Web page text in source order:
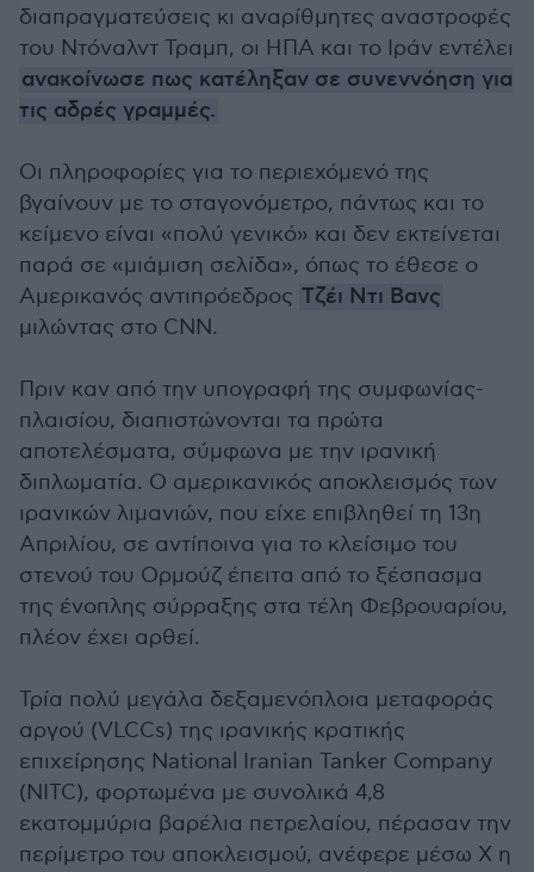
διαπραγματεύσεις κι αναρίθμητες αναστροφές
του Ντόναλντ Τραμπ, οι ΗΠΑ και το Ιράν εντέλει
ανακοίνωσε πως κατέληξαν σε συνεννόηση για
τις αδρές γραμμές.
Οι πληροφορίες για το περιεχόμενό της
βγαίνουν με το σταγονόμετρο, πάντως και το
κείμενο είναι «πολύ γενικό» και δεν εκτείνεται
παρά σε «μιάμιση σελίδα», όπως το έθεσε ο
Αμερικανός αντιπρόεδρος Τζέι Ντι Βανς
μιλώντας στο CNN.
Πριν καν από την υπογραφή της συμφωνίας-
πλαισίου, διαπιστώνονται τα πρώτα
αποτελέσματα, σύμφωνα με την ιρανική
διπλωματία. Ο αμερικανικός αποκλεισμός των
ιρανικών λιμανιών, που είχε επιβληθεί τη 13η
Απριλίου, σε αντίποινα για το κλείσιμο του
στενού του Ορμούζ έπειτα από το ξέσπασμα
της ένοπλης σύρραξης στα τέλη Φεβρουαρίου,
πλέον έχει αρθεί.
Τρία πολύ μεγάλα δεξαμενόπλοια μεταφοράς
αργού (VLCCs) της ιρανικής κρατικής
επιχείρησης National Iranian Tanker Company
(NITC), φορτωμένα με συνολικά 4,8
εκατομμύρια βαρέλια πετρελαίου, πέρασαν την
περίμετρο του αποκλεισμού, ανέφερε μέσω X η